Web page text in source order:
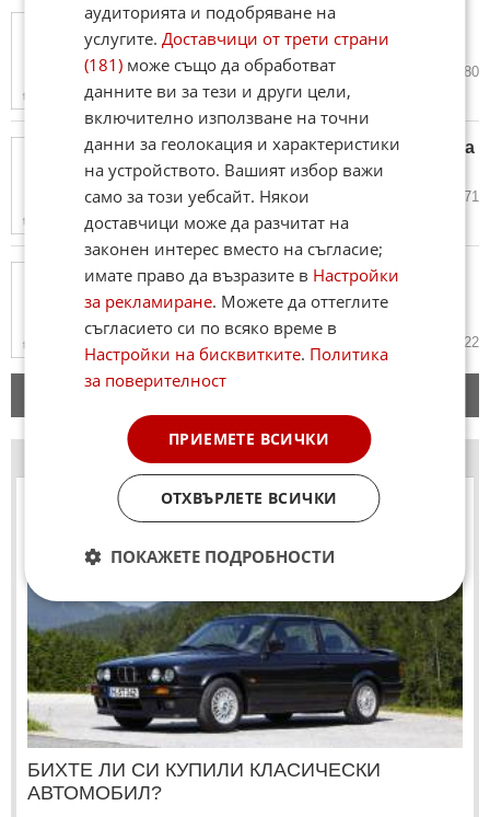
С helicobacter pylori срещу
инсулта
27.03.2013 1 580
Наши лекари оперират катаракта
в Македония
19.03.2013 1 971
Болница получи апарат за ото-
акустична диагностика на
рискови бебета
1 222
›› Други анкети
БИХТЕ ЛИ СИ КУПИЛИ КЛАСИЧЕСКИ
АВТОМОБИЛ?
аудиторията и подобряване на
услугите.Доставчици от трети страни
(181) може също да обработват
данните ви за тези и други цели,
включително използване на точни
данни за геолокация и характеристики
на устройството. Вашият избор важи
само за този уебсайт. Някои
доставчици може да разчитат на
законен интерес вместо на съгласие;
имате право да възразите в Настройки
за рекламиране. Можете да оттеглите
съгласието си по всяко време в
Настройки на бисквитките. Политика
за поверителност
ПРИЕМЕТЕ ВСИЧКИ
ОТХВЪРЛЕТЕ ВСИЧКИ
ПОКАЖЕТЕ ПОДРОБНОСТИ